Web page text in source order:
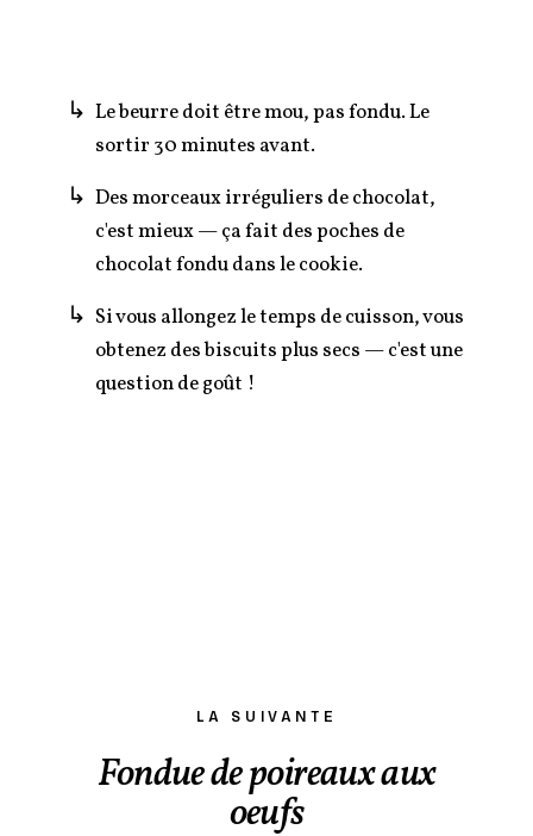
Le beurre doit être mou, pas fondu. Le
sortir 30 minutes avant.
Des morceaux irréguliers de chocolat,
c'est mieux — ça fait des poches de
chocolat fondu dans le cookie.
Si vous allongez le temps de cuisson, vous
obtenez des biscuits plus secs — c'est une
question de goût !
LA SUIVANTE
Fondue de poireaux aux
oeufs